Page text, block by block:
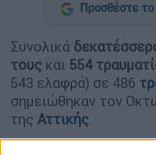
Προσθέστε
Συνολικά
τους και 554
543 ελαφρά) σε 486
σημειώθηκαν τον
της Αττικής.